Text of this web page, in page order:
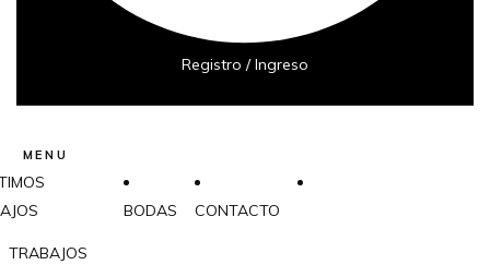
Registro / Ingreso
MENU
TRABAJOS
BODAS CONTACTO